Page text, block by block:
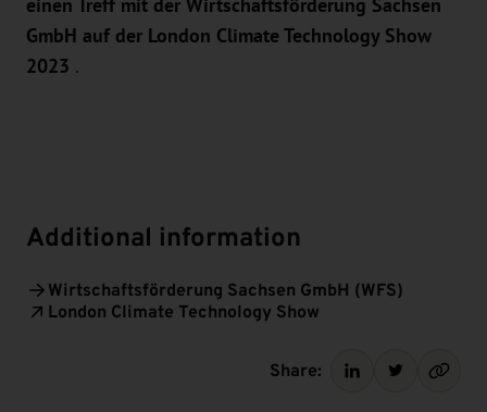
einen Treff mit der Wirtschaftsförderung Sachsen
GmbH auf der London Climate Technology Show
2023 .
Additional information
Wirtschaftsförderung Sachsen GmbH (WFS)
London Climate Technology Show
Share: